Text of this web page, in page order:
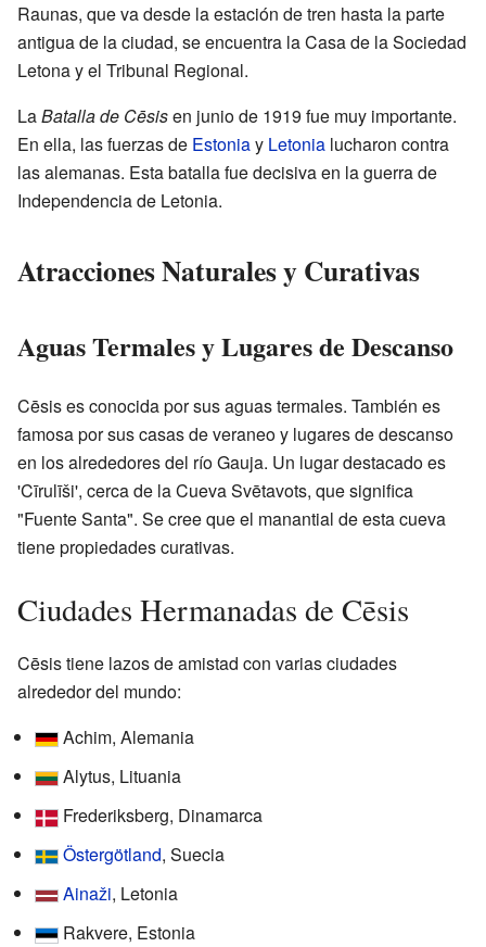
Raunas, que va desde la estación de tren hasta la parte
antigua de la ciudad, se encuentra la Casa de la Sociedad
Letona y el Tribunal Regional.
LaBatalla de Cēsisen junio de 1919 fue muy importante.
En ella, las fuerzas de Estoniay Letonia lucharon contra
las alemanas. Esta batalla fue decisiva en la guerra de
Independencia de Letonia.
Atracciones Naturales y Curativas
Aguas Termales y Lugares de Descanso
Cēsis es conocida por sus aguas termales. También es
famosa por sus casas de veraneo y lugares de descanso
en los alrededores del río Gauja. Un lugar destacado es
'Cīrulīši', cerca de la Cueva Svētavots, que significa
"Fuente Santa". Se cree que el manantial de esta cueva
tiene propiedades curativas.
Ciudades Hermanadas de Cēsis
Cēsis tiene lazos de amistad con varias ciudades
alrededor del mundo:
Achim, Alemania
Alytus, Lituania
Frederiksberg, Dinamarca
Östergötland, Suecia
Ainaži, Letonia
Rakvere, Estonia